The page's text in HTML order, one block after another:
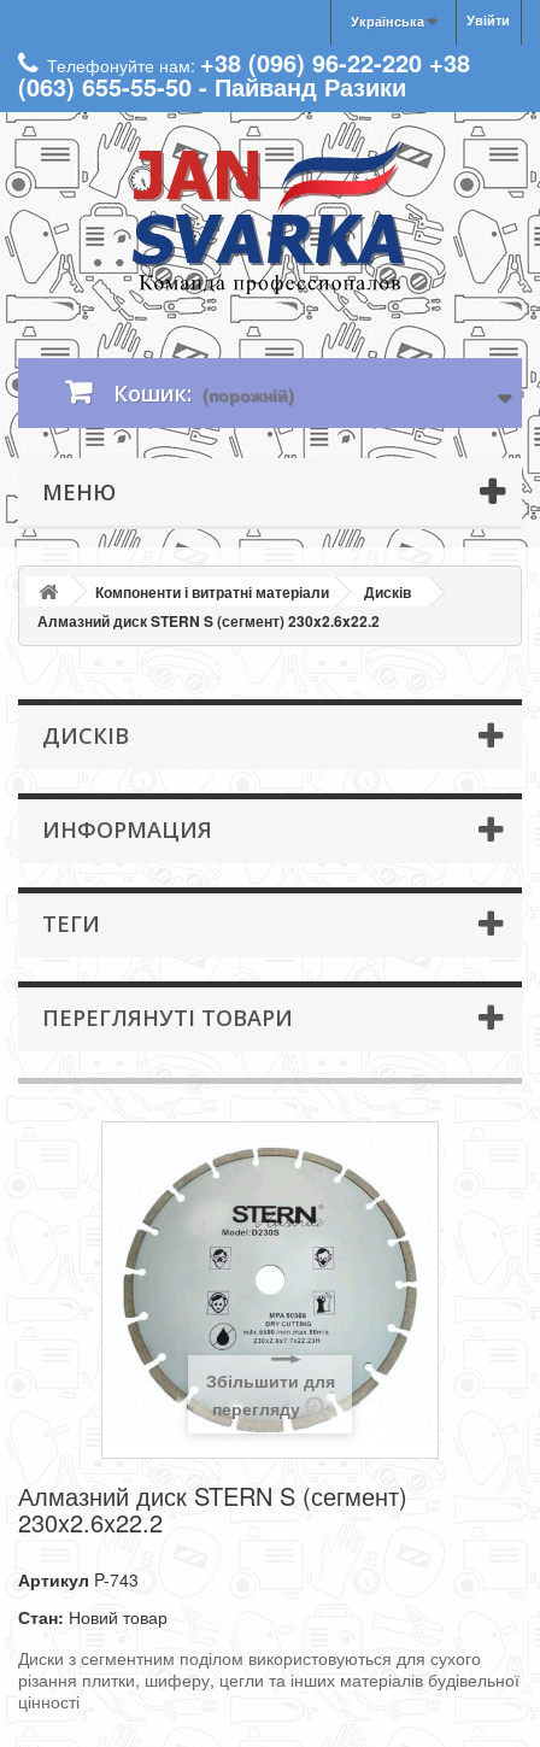
Увійти
Українська
Телефонуйте нам: +38 (096) 96-22-220 +38
(063) 655-55-50 - Пайванд Разики
Кошик: (порожній)
МЕНЮ
Компоненти і витратні матеріали
Дисків
Алмазний диск STERN S (сегмент) 230x2.6x22.2
ДИСКІВ
ИНФОРМАЦИЯ
ТЕГИ
ПЕРЕГЛЯНУТІ ТОВАРИ
Збільшити для
перегляду
Алмазний диск STERN S (сегмент)
230x2.6x22.2
Артикул P-743
Стан: Новий товар
Диски з сегментним поділом використовуються для сухого
різання плитки, шиферу, цегли та інших матеріалів будівельної
цінності